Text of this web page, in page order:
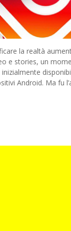
la realtà
e stories, un
Android. Ma fu